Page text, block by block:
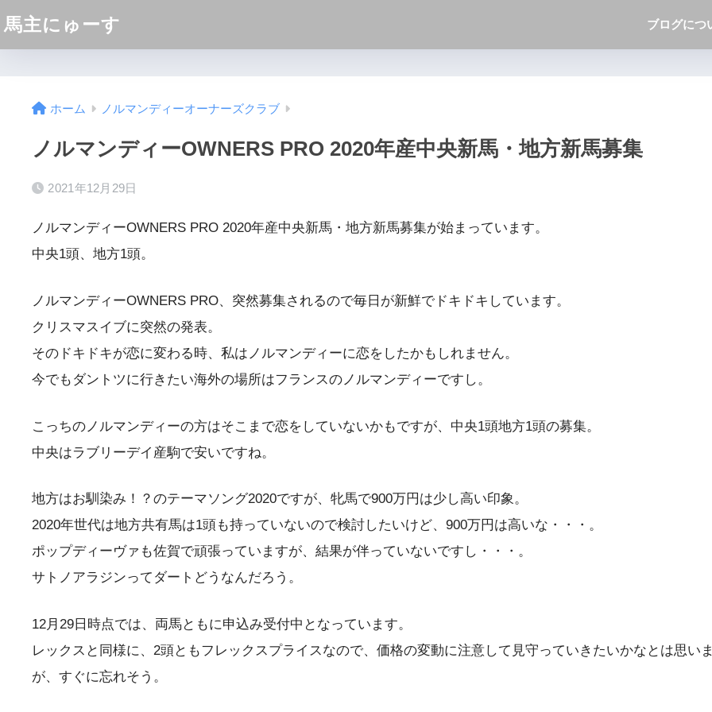
馬主にゅーす ブログにつ
ホーム ノルマンディーオーナーズクラブ
ノルマンディーOWNERS PRO 2020年産中央新馬・地方新馬募集
2021年12月29日
ノルマンディーOWNERS PRO 2020年産中央新馬・地方新馬募集が始まっています。
中央1頭、地方1頭。
ノルマンディーOWNERS PRO、突然募集されるので毎日が新鮮でドキドキしています。
クリスマスイブに突然の発表。
そのドキドキが恋に変わる時、私はノルマンディーに恋をしたかもしれません。
今でもダントツに行きたい海外の場所はフランスのノルマンディーですし。
こっちのノルマンディーの方はそこまで恋をしていないかもですが、中央1頭地方1頭の募集。
中央はラブリーデイ産駒で安いですね。
地方はお馴染み！？のテーマソング2020ですが、牝馬で900万円は少し高い印象。
2020年世代は地方共有馬は1頭も持っていないので検討したいけど、900万円は高いな・・・。
ポップディーヴァも佐賀で頑張っていますが、結果が伴っていないですし・・・。
サトノアラジンってダートどうなんだろう。
12月29日時点では、両馬ともに申込み受付中となっています。
レックスと同様に、2頭ともフレックスプライスなので、価格の変動に注意して見守っていきたいかなとは思い
が、すぐに忘れそう。